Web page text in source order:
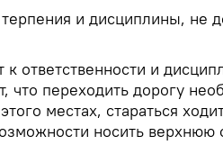
и дисциплины, не
ответственности и
что переходить дорогу
местах, стараться
носить